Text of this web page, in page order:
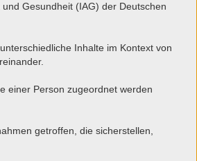
Gesundheit (IAG) der Deutschen
Inhalte im Kontext von
einer Person zugeordnet werden
getroffen, die sicherstellen,